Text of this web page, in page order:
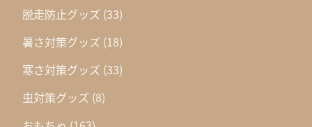
脱走防止グッズ (33)
暑さ対策グッズ (18)
寒さ対策グッズ (33)
虫対策グッズ (8)